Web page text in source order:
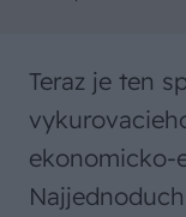
Teraz je ten
ekonomicko-